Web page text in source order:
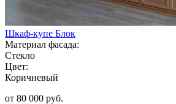
Шкаф-купе Блок
Материал фасада:
Стекло
Цвет:
Коричневый
от 80 000 руб.